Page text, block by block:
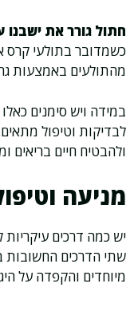
חתול גורר את
כשמדובר בתולעי קרס
מהתולעים באמצעות
במידה ויש סימנים
לבדיקות וטיפול
ולהבטיח חיים בריאים
מניעה
יש כמה דרכים עיקריות
שתי הדרכים החשובות
מיוחדים והקפדה על